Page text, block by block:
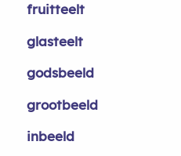
fruitteelt
glasteelt
godsbeeld
grootbeeld
inbeeld